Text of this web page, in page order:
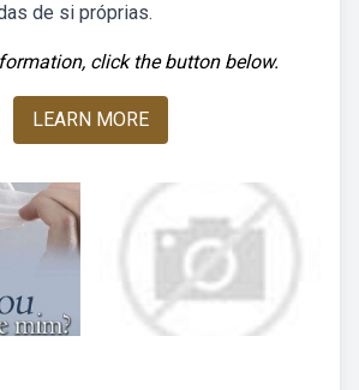
de si próprias.
click the button below.
LEARN MORE